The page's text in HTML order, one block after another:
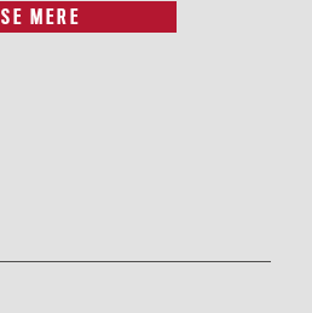
SE MERE